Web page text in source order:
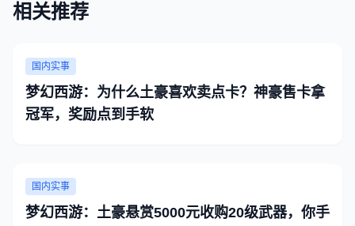
相关推荐
国内实事
梦幻西游：为什么土豪喜欢卖点卡？神豪售卡拿
冠军，奖励点到手软
国内实事
梦幻西游：土豪悬赏5000元收购20级武器，你手